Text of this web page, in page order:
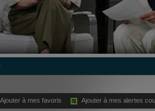
Ajouter à mes favoris Ajouter à mes alertes